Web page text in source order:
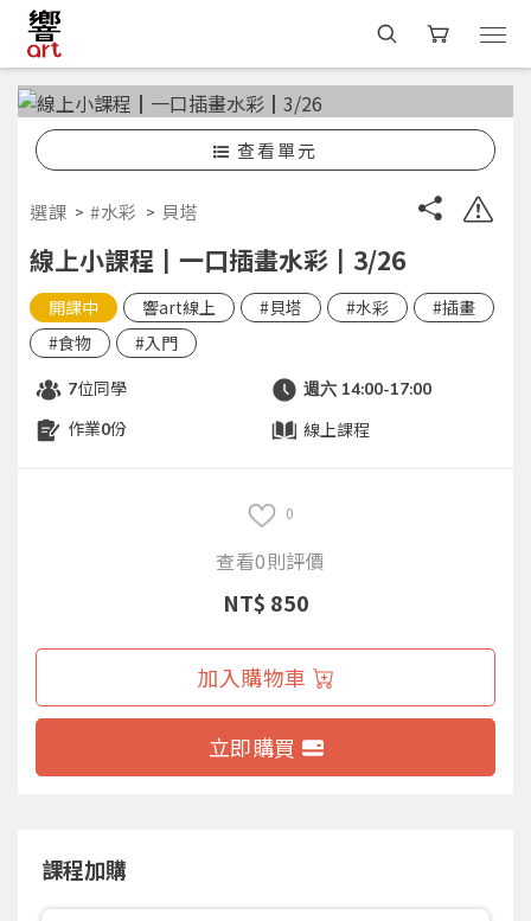
查看單元
選課 #水彩 貝塔
線上小課程┃一口插畫水彩┃3/26
開課中 響art線上 #貝塔 #水彩
#插畫
#食物
#入門
7位同學 週六 14:00-17:00
作業0份 線上課程
0
查看0則評價
NT$ 850
加入購物車
立即購買
課程加購